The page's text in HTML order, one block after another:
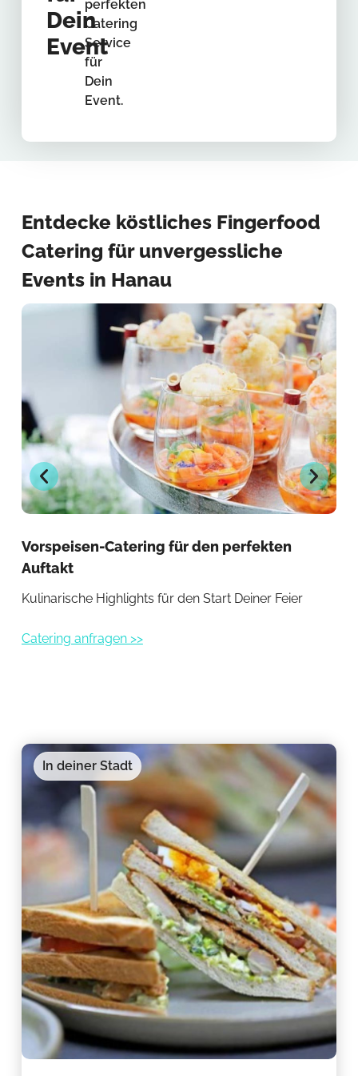
Dein
Event
perfekten
Catering
Service
für
Dein
Event.
Entdecke köstliches Fingerfood
Catering für unvergessliche
Events in Hanau
Vorspeisen-Catering für den perfekten
Auftakt
Kulinarische Highlights für den Start Deiner Feier
Catering anfragen >>
In deiner Stadt